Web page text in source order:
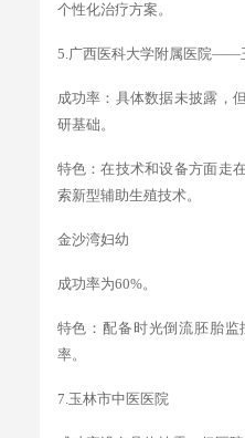
个性化治疗方案。
5.广西医科大学附属医院——
成功率：具体数据未披露，
研基础。
特色：在技术和设备方面走
索新型辅助生殖技术。
金沙湾妇幼
成功率为60%。
特色：配备时光倒流胚胎
率。
7.玉林市中医医院